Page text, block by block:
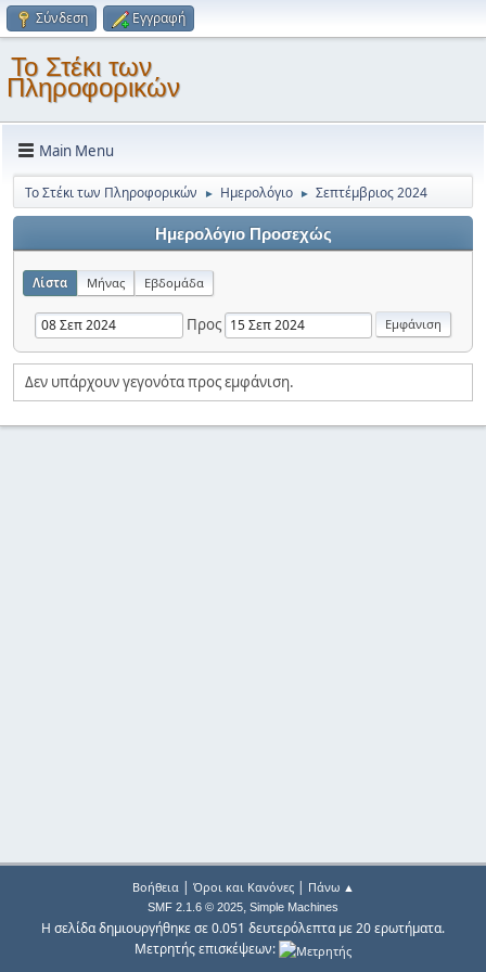
Σύνδεση Εγγραφή
Το Στέκι των
Πληροφορικών
Main Menu
Το Στέκι των Πληροφορικών ► Ημερολόγιο ► Σεπτέμβριος 2024
Ημερολόγιο Προσεχώς
Λίστα Μήνας Εβδομάδα
Προς
Δεν υπάρχουν γεγονότα προς εμφάνιση.
Βοήθεια| Όροι και Κανόνες| Πάνω ▲
SMF 2.1.6 © 2025, Simple Machines
Η σελίδα δημιουργήθηκε σε 0.051 δευτερόλεπτα με 20 ερωτήματα.
Μετρητής επισκέψεων: